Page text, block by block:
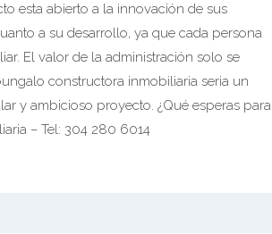
esta abierto a la innovación de sus
a su desarrollo, ya que cada persona
El valor de la administración solo se
constructora inmobiliaria seria un
y ambicioso proyecto. ¿Qué esperas para
– Tel: 304 280 6014